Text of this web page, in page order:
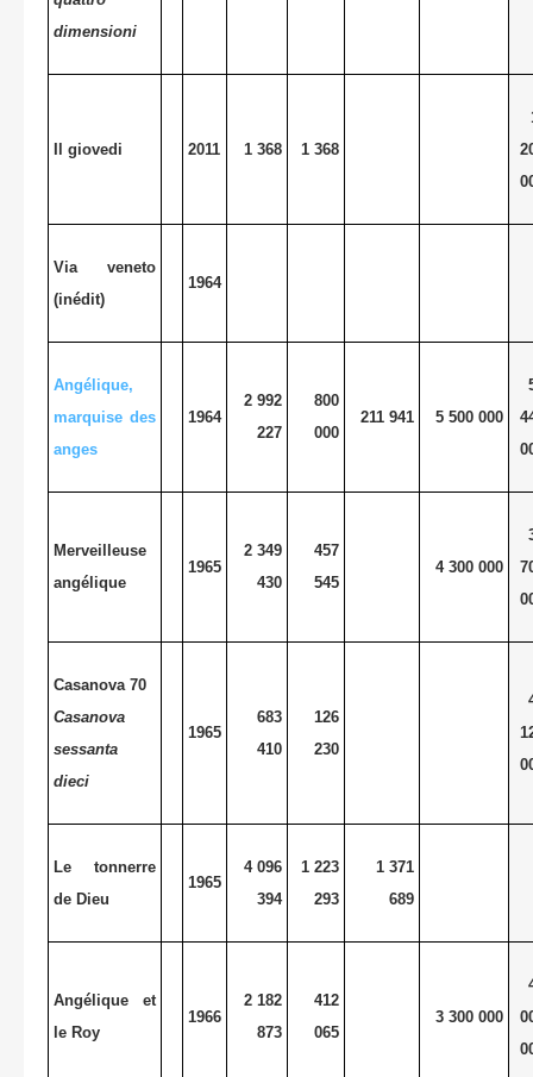
dimensioni
Il giovedi 2011 1 368 1 368
Via veneto
(inédit)
1964
Angélique,
marquise des
anges
1964
2 992
227
800
000
211 941 5 500 000
Merveilleuse
angélique
1965
2 349
430
457
545
4 300 000
Casanova 70
Casanova
sessanta
dieci
1965
683
410
126
230
Le tonnerre
de Dieu
1965
4 096
394
1 223
293
1 371
689
Angélique et
le Roy
1966
2 182
873
412
065
3 300 000